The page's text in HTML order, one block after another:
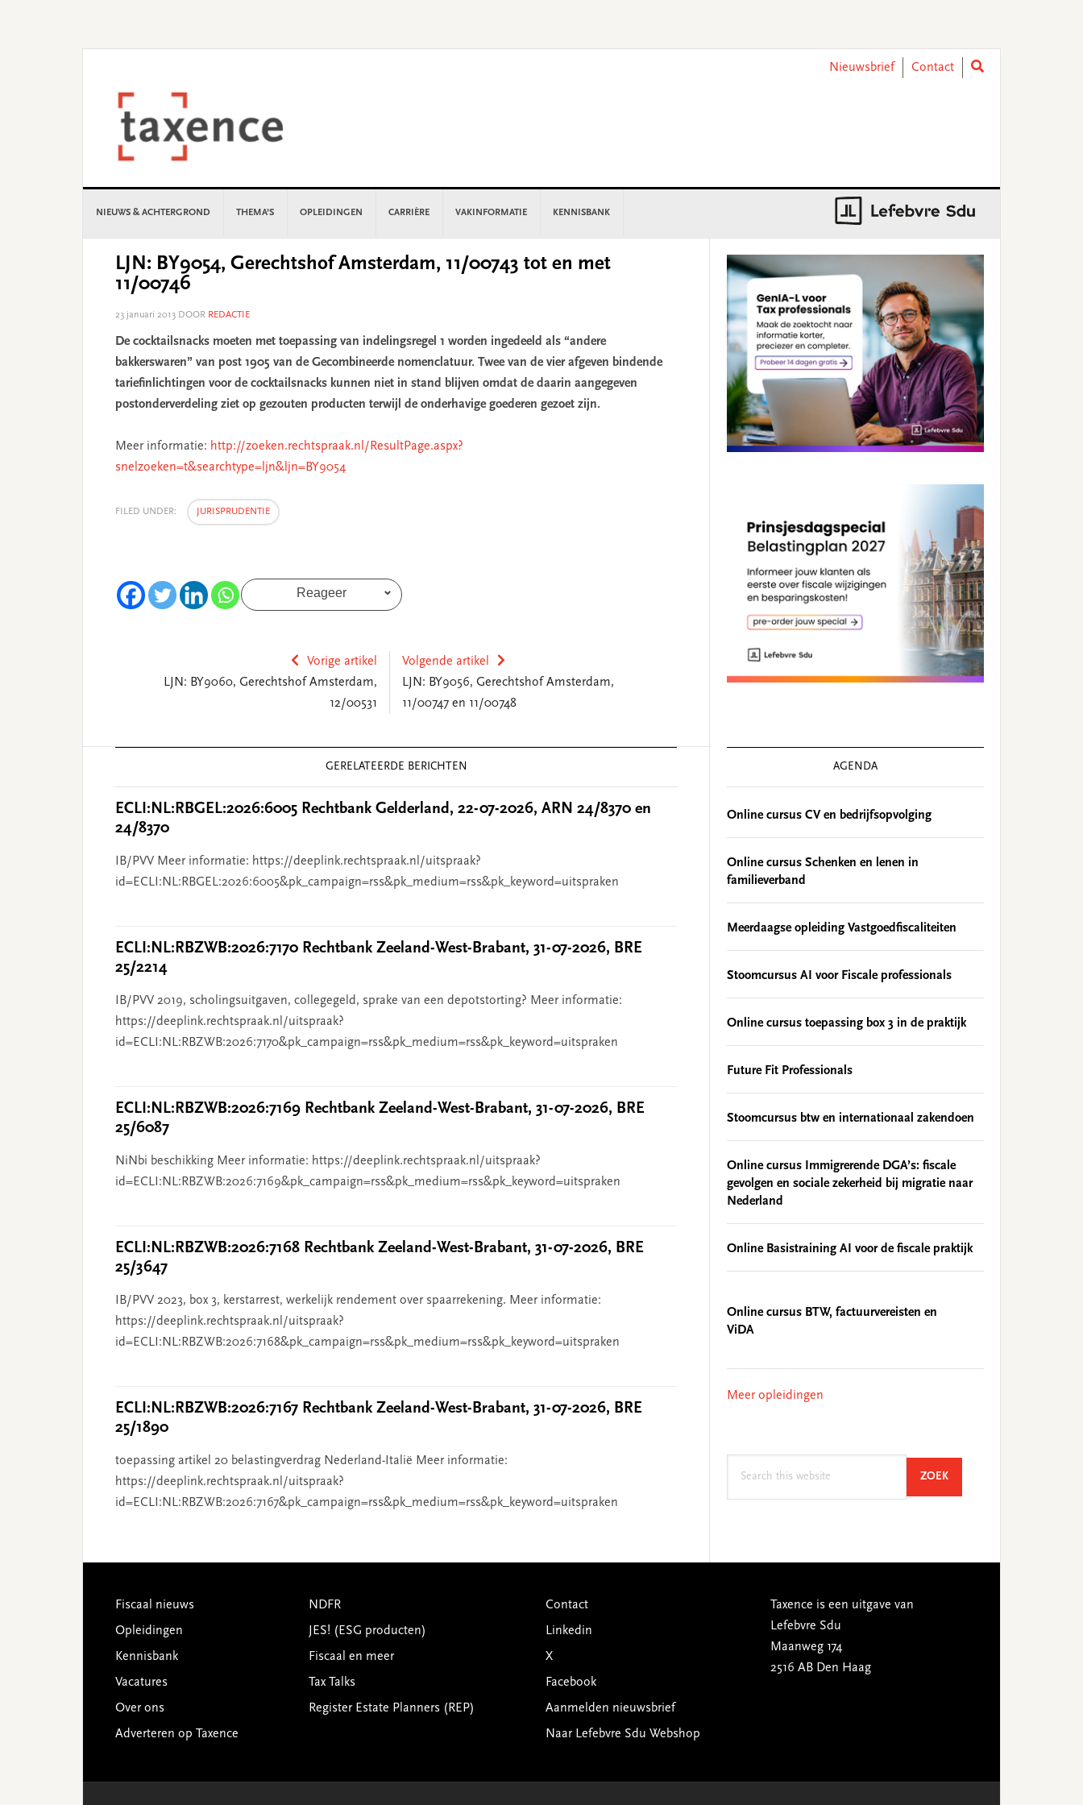
Nieuwsbrief
Contact
NIEUWS & ACHTERGROND THEMA’S OPLEIDINGEN CARRIÈRE VAKINFORMATIE KENNISBANK
LJN: BY9054, Gerechtshof Amsterdam, 11/00743 tot en met
11/00746
23 januari 2013 DOOR REDACTIE
De cocktailsnacks moeten met toepassing van indelingsregel 1 worden ingedeeld als “andere
bakkerswaren” van post 1905 van de Gecombineerde nomenclatuur. Twee van de vier afgeven bindende
tariefinlichtingen voor de cocktailsnacks kunnen niet in stand blijven omdat de daarin aangegeven
postonderverdeling ziet op gezouten producten terwijl de onderhavige goederen gezoet zijn.
Meer informatie: http://zoeken.rechtspraak.nl/ResultPage.aspx?
snelzoeken=t&searchtype=ljn&ljn=BY9054
FILED UNDER: JURISPRUDENTIE
Reageer
Vorige artikel
LJN: BY9060, Gerechtshof Amsterdam,
12/00531
Volgende artikel
LJN: BY9056, Gerechtshof Amsterdam,
11/00747 en 11/00748
GERELATEERDE BERICHTEN
ECLI:NL:RBGEL:2026:6005 Rechtbank Gelderland, 22-07-2026, ARN 24/8370 en
24/8370
IB/PVV Meer informatie: https://deeplink.rechtspraak.nl/uitspraak?
id=ECLI:NL:RBGEL:2026:6005&pk_campaign=rss&pk_medium=rss&pk_keyword=uitspraken
ECLI:NL:RBZWB:2026:7170 Rechtbank Zeeland-West-Brabant, 31-07-2026, BRE
25/2214
IB/PVV 2019, scholingsuitgaven, collegegeld, sprake van een depotstorting? Meer informatie:
https://deeplink.rechtspraak.nl/uitspraak?
id=ECLI:NL:RBZWB:2026:7170&pk_campaign=rss&pk_medium=rss&pk_keyword=uitspraken
ECLI:NL:RBZWB:2026:7169 Rechtbank Zeeland-West-Brabant, 31-07-2026, BRE
25/6087
NiNbi beschikking Meer informatie: https://deeplink.rechtspraak.nl/uitspraak?
id=ECLI:NL:RBZWB:2026:7169&pk_campaign=rss&pk_medium=rss&pk_keyword=uitspraken
ECLI:NL:RBZWB:2026:7168 Rechtbank Zeeland-West-Brabant, 31-07-2026, BRE
25/3647
IB/PVV 2023, box 3, kerstarrest, werkelijk rendement over spaarrekening. Meer informatie:
https://deeplink.rechtspraak.nl/uitspraak?
id=ECLI:NL:RBZWB:2026:7168&pk_campaign=rss&pk_medium=rss&pk_keyword=uitspraken
ECLI:NL:RBZWB:2026:7167 Rechtbank Zeeland-West-Brabant, 31-07-2026, BRE
25/1890
toepassing artikel 20 belastingverdrag Nederland-Italië Meer informatie:
https://deeplink.rechtspraak.nl/uitspraak?
id=ECLI:NL:RBZWB:2026:7167&pk_campaign=rss&pk_medium=rss&pk_keyword=uitspraken
Sidebar
AGENDA
Online cursus CV en bedrijfsopvolging
Online cursus Schenken en lenen in
familieverband
Meerdaagse opleiding Vastgoedfiscaliteiten
Stoomcursus AI voor Fiscale professionals
Online cursus toepassing box 3 in de praktijk
Future Fit Professionals
Stoomcursus btw en internationaal zakendoen
Online cursus Immigrerende DGA’s: fiscale
gevolgen en sociale zekerheid bij migratie naar
Nederland
Online Basistraining AI voor de fiscale praktijk
Online cursus BTW, factuurvereisten en
ViDA
Meer opleidingen
ZOEKSEARCH
Footer
Fiscaal nieuws
Opleidingen
Kennisbank
Vacatures
Over ons
Adverteren op Taxence
NDFR
JES! (ESG producten)
Fiscaal en meer
Tax Talks
Register Estate Planners (REP)
Contact
Linkedin
X
Facebook
Aanmelden nieuwsbrief
Naar Lefebvre Sdu Webshop
Taxence is een uitgave van
Lefebvre Sdu
Maanweg 174
2516 AB Den Haag